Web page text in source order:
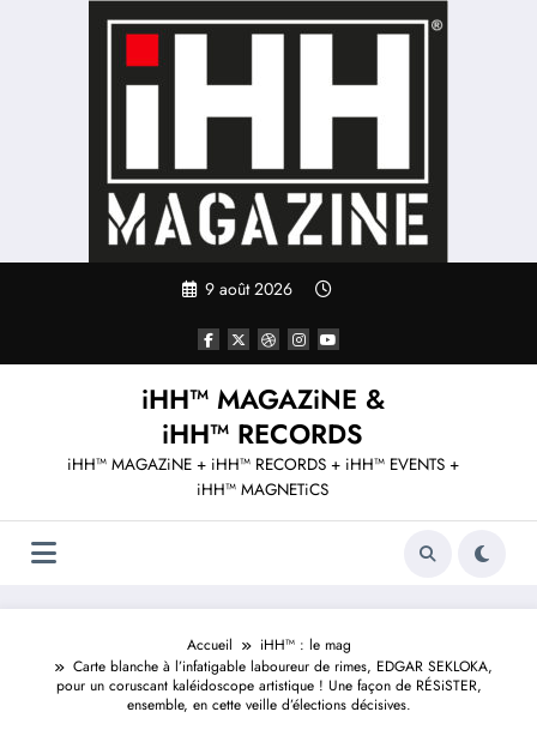
9 août 2026
iHH™ MAGAZiNE &
iHH™ RECORDS
iHH™ MAGAZiNE + iHH™ RECORDS + iHH™ EVENTS +
iHH™ MAGNETiCS
Accueil
iHH™ : le mag
Carte blanche à l’infatigable laboureur de rimes, EDGAR SEKLOKA,
pour un coruscant kaléidoscope artistique ! Une façon de RÉSiSTER,
ensemble, en cette veille d’élections décisives.